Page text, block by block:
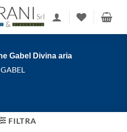
Gabel Divina aria
GABEL
FILTRA